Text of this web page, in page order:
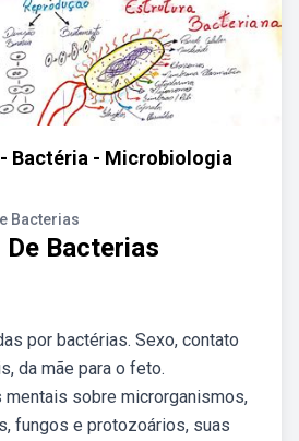
Bactéria - Microbiologia
Bacterias
Bacterias
por bactérias. Sexo, contato
da mãe para o feto.
mentais sobre microrganismos,
fungos e protozoários, suas